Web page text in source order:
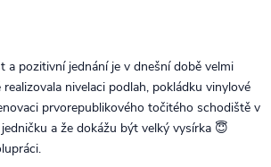
a pozitivní jednání je v dnešní době velmi
nivelaci podlah, pokládku vinylové
prvorepublikového točitého schodiště v
a že dokážu být velký vysírka 😇